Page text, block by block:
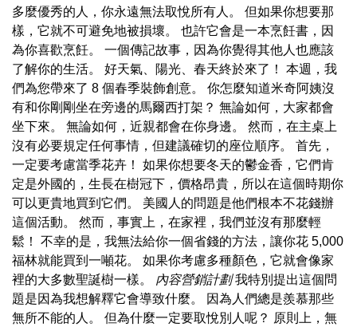
多麼優秀的人，你永遠無法取悅所有人。 但如果你想要那
樣，它就不可避免地被損壞。 也許它會是一本烹飪書，因
為你喜歡烹飪。 一個傳記故事，因為你覺得其他人也應該
了解你的生活。 好天氣、陽光、春天終於來了！ 本週，我
們為您帶來了 8 個春季裝飾創意。 你怎麼知道米奇阿姨沒
有和你剛剛坐在旁邊的馬爾西打架？ 無論如何，大家都會
坐下來。 無論如何，近親都會在你身邊。 然而，在主桌上
沒有必要規定任何事情，但建議確切的座位順序。 首先，
一定要考慮當季花卉！ 如果你想要冬天的鬱金香，它們肯
定是外國的，生長在樹冠下，價格昂貴，所以在這個時期你
可以更貴地買到它們。 美國人的問題是他們根本不花錢辦
這個活動。 然而，事實上，在家裡，我們並沒有那麼輕
鬆！ 不幸的是，我無法給你一個省錢的方法，讓你花 5,000
福林就能買到一噸花。 如果你考慮多種顏色，它就會像家
裡的大多數聖誕樹一樣。 內容營銷計劃我特別提出這個問
題是因為我想解釋它會導致什麼。 因為人們總是羨慕那些
無所不能的人。 但為什麼一定要取悅別人呢？ 原則上，無